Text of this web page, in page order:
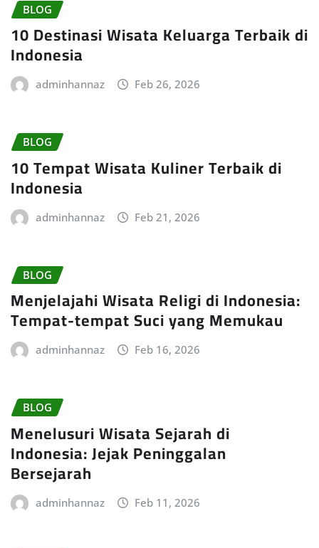
BLOG
10 Destinasi Wisata Keluarga Terbaik di
Indonesia
adminhannaz Feb 26, 2026
BLOG
10 Tempat Wisata Kuliner Terbaik di
Indonesia
adminhannaz Feb 21, 2026
BLOG
Menjelajahi Wisata Religi di Indonesia:
Tempat-tempat Suci yang Memukau
adminhannaz Feb 16, 2026
BLOG
Menelusuri Wisata Sejarah di
Indonesia: Jejak Peninggalan
Bersejarah
adminhannaz Feb 11, 2026